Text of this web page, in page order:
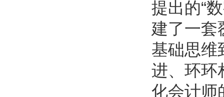
提出的“
建了一套
基础思维
进、环环
化会计师